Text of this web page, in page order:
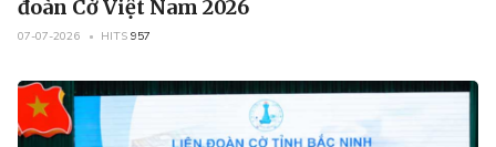
đoàn Cờ Việt Nam 2026
07-07-2026 HITS 957